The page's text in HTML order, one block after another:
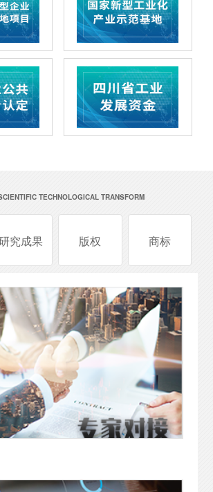
查看详情
TECHNOLOGICAL TRANSFORM
究成果 版权 商标